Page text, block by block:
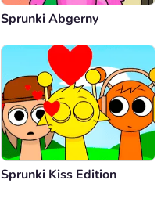
Sprunki Abgerny
Sprunki Kiss Edition